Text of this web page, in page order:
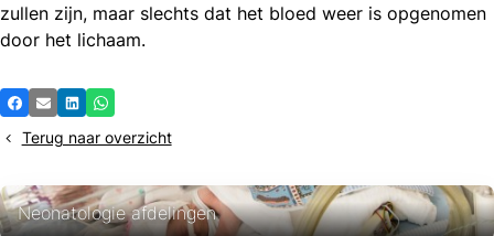
zullen zijn, maar slechts dat het bloed weer is opgenomen
door het lichaam.
Deel
bericht
Facebook
E-mailLinkedInWhatsapp
Terug naar overzicht
Neonatologie afdelingen